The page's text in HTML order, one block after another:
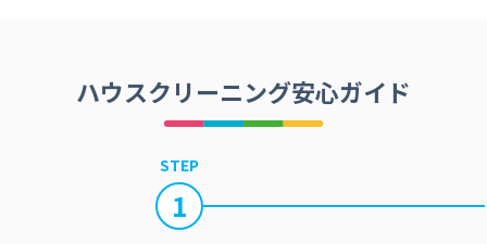
ハウスクリーニング安心ガイド
STEP
1